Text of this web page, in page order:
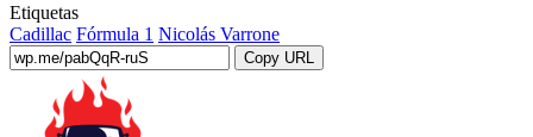
Etiquetas
Cadillac Fórmula 1 Nicolás Varrone
Copy URL